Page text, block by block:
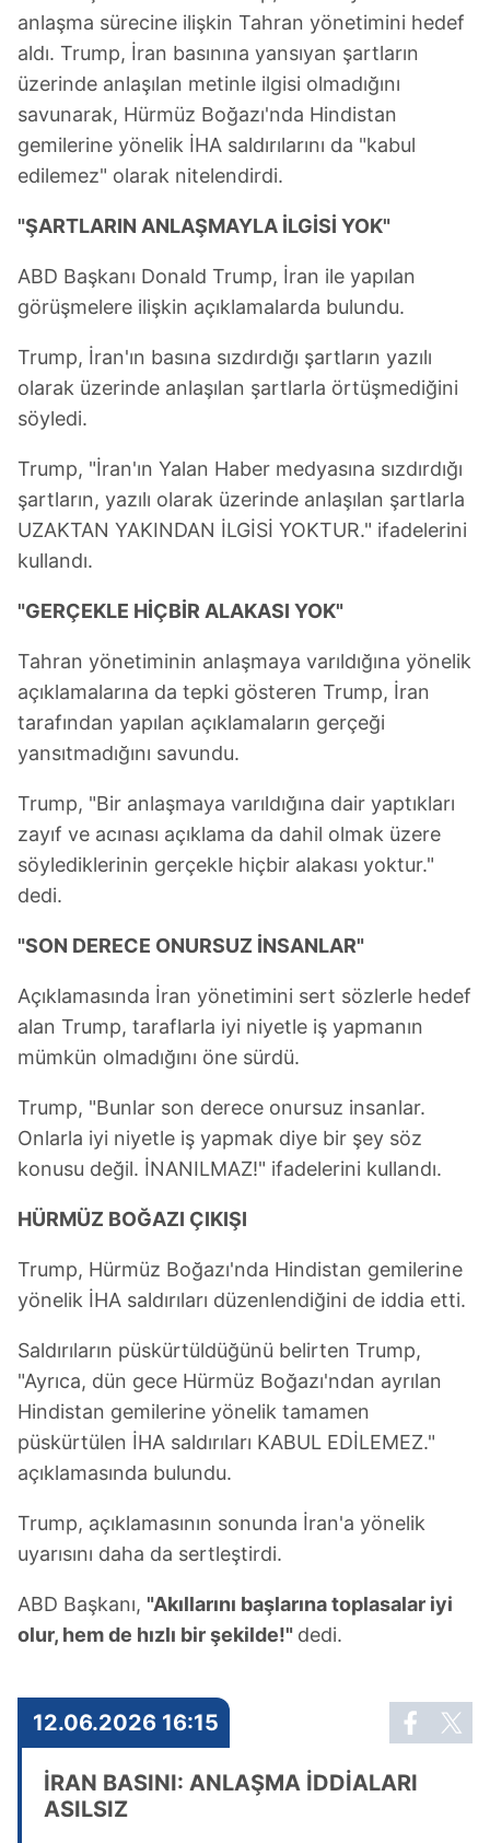
anlaşma sürecine ilişkin Tahran yönetimini hedef
aldı. Trump, İran basınına yansıyan şartların
üzerinde anlaşılan metinle ilgisi olmadığını
savunarak, Hürmüz Boğazı'nda Hindistan
gemilerine yönelik İHA saldırılarını da "kabul
edilemez" olarak nitelendirdi.
"ŞARTLARIN ANLAŞMAYLA İLGİSİ YOK"
ABD Başkanı Donald Trump, İran ile yapılan
görüşmelere ilişkin açıklamalarda bulundu.
Trump, İran'ın basına sızdırdığı şartların yazılı
olarak üzerinde anlaşılan şartlarla örtüşmediğini
söyledi.
Trump, "İran'ın Yalan Haber medyasına sızdırdığı
şartların, yazılı olarak üzerinde anlaşılan şartlarla
UZAKTAN YAKINDAN İLGİSİ YOKTUR." ifadelerini
kullandı.
"GERÇEKLE HİÇBİR ALAKASI YOK"
Tahran yönetiminin anlaşmaya varıldığına yönelik
açıklamalarına da tepki gösteren Trump, İran
tarafından yapılan açıklamaların gerçeği
yansıtmadığını savundu.
Trump, "Bir anlaşmaya varıldığına dair yaptıkları
zayıf ve acınası açıklama da dahil olmak üzere
söylediklerinin gerçekle hiçbir alakası yoktur."
dedi.
"SON DERECE ONURSUZ İNSANLAR"
Açıklamasında İran yönetimini sert sözlerle hedef
alan Trump, taraflarla iyi niyetle iş yapmanın
mümkün olmadığını öne sürdü.
Trump, "Bunlar son derece onursuz insanlar.
Onlarla iyi niyetle iş yapmak diye bir şey söz
konusu değil. İNANILMAZ!" ifadelerini kullandı.
HÜRMÜZ BOĞAZI ÇIKIŞI
Trump, Hürmüz Boğazı'nda Hindistan gemilerine
yönelik İHA saldırıları düzenlendiğini de iddia etti.
Saldırıların püskürtüldüğünü belirten Trump,
"Ayrıca, dün gece Hürmüz Boğazı'ndan ayrılan
Hindistan gemilerine yönelik tamamen
püskürtülen İHA saldırıları KABUL EDİLEMEZ."
açıklamasında bulundu.
Trump, açıklamasının sonunda İran'a yönelik
uyarısını daha da sertleştirdi.
ABD Başkanı, "Akıllarını başlarına toplasalar iyi
olur, hem de hızlı bir şekilde!" dedi.
12.06.2026 16:15
İRAN BASINI: ANLAŞMA İDDİALARI
ASILSIZ